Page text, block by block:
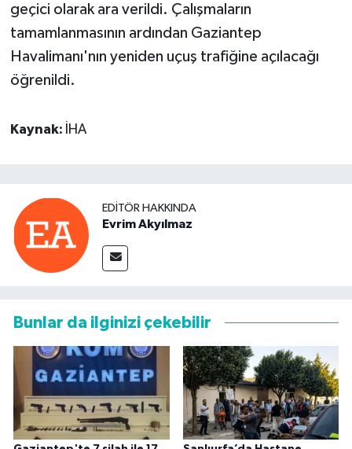
geçici olarak ara verildi. Çalışmaların
tamamlanmasının ardından Gaziantep
Havalimanı'nın yeniden uçuş trafiğine açılacağı
öğrenildi.
Kaynak: İHA
EDITÖR HAKKINDA
Evrim Akyılmaz
Bunlar da ilginizi çekebilir